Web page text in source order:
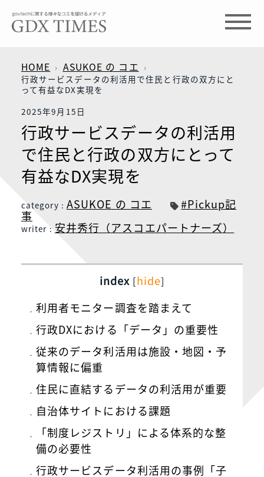
HOME ASUKOE の コエ
行政サービスデータの利活用で住民と行政の双方にと
って有益なDX実現を
2025年9月15日
行政サービスデータの利活用
で住民と行政の双方にとって
有益なDX実現を
category : ASUKOE の コエ #Pickup記
事
writer : 安井秀行（アスコエパートナーズ）
index [hide]
利用者モニター調査を踏まえて
行政DXにおける「データ」の重要性
従来のデータ利活用は施設・地図・予
算情報に偏重
住民に直結するデータの利活用が重要
自治体サイトにおける課題
「制度レジストリ」による体系的な整
備の必要性
行政サービスデータ利活用の事例「子